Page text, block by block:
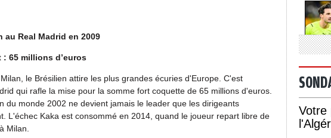
au Real Madrid en 2009
65 millions d’euros
le Brésilien attire les plus grandes écuries d'Europe. C'est
qui rafle la mise pour la somme fort coquette de 65 millions d'euros.
du monde 2002 ne devient jamais le leader que les dirigeants
L'échec Kaka est consommé en 2014, quand le joueur repart libre de
Milan.
Votre